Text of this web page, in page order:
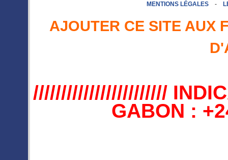
MENTIONS LÉGALES -
AJOUTER CE SITE AUX
////////////////////////
GABON :